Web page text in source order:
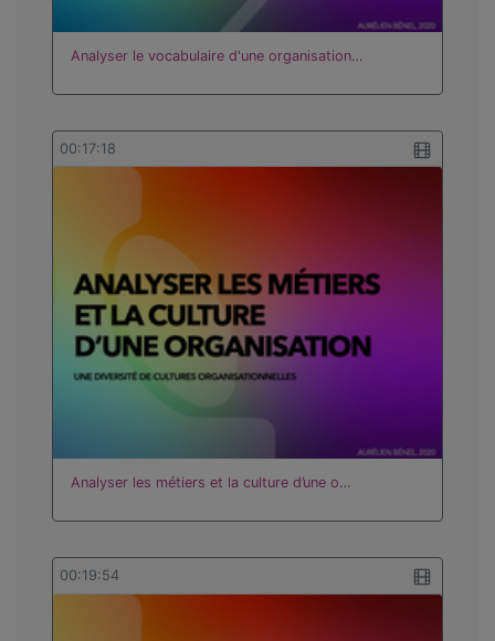
Analyser le vocabulaire d'une organisation…
00:17:18
Analyser les métiers et la culture d’une o…
00:19:54